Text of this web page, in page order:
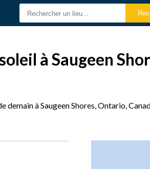
à Saugeen
à Saugeen Shores, Ontario,